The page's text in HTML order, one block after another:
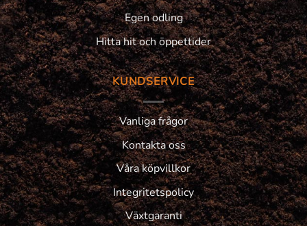
Egen odling
Hitta hit och öppettider
KUNDSERVICE
Vanliga frågor
Kontakta oss
Våra köpvillkor
Integritetspolicy
Växtgaranti